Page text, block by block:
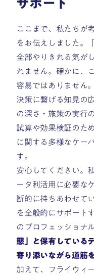
サポート
ここまで、私たちが
をお伝えしました。
全部やりきれる気が
れません。確かに、
容易ではありません
決策に繋げる知見の
の深さ・施策の実行
試算や効果検証のた
に関する多様なケー
す。
安心してください。
ータ利活用に必要な
断的に持ちあわせて
を全般的にサポート
のプロフェッショナ
態」と保有している
寄り添いながら道筋
加えて、フライウィ